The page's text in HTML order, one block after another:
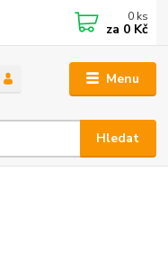
Menu
Hledat
0 ks
za 0 Kč